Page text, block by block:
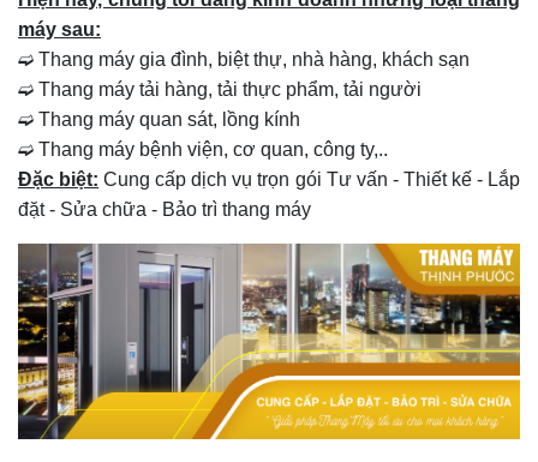
máy sau:
➫ Thang máy gia đình, biệt thự, nhà hàng, khách sạn
➫ Thang máy tải hàng, tải thực phẩm, tải người
➫ Thang máy quan sát, lồng kính
➫ Thang máy bệnh viện, cơ quan, công ty,..
Đặc biệt: Cung cấp dịch vụ trọn gói Tư vấn - Thiết kế - Lắp
đặt - Sửa chữa - Bảo trì thang máy